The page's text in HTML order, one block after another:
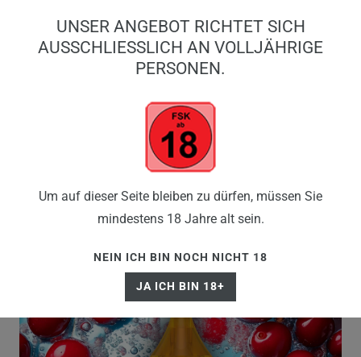
0
0,00 EUR
UNSER ANGEBOT RICHTET SICH
AUSSCHLIESSLICH AN VOLLJÄHRIGE P
ERSONEN.
Um auf dieser Seite bleiben zu dürfen, müssen Sie
mindestens 18 Jahre alt sein.
NEIN ICH BIN NOCH NICHT 18
JA ICH BIN 18+